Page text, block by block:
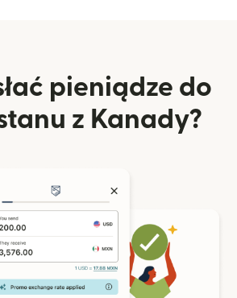
pieniądze do
z Kanady?